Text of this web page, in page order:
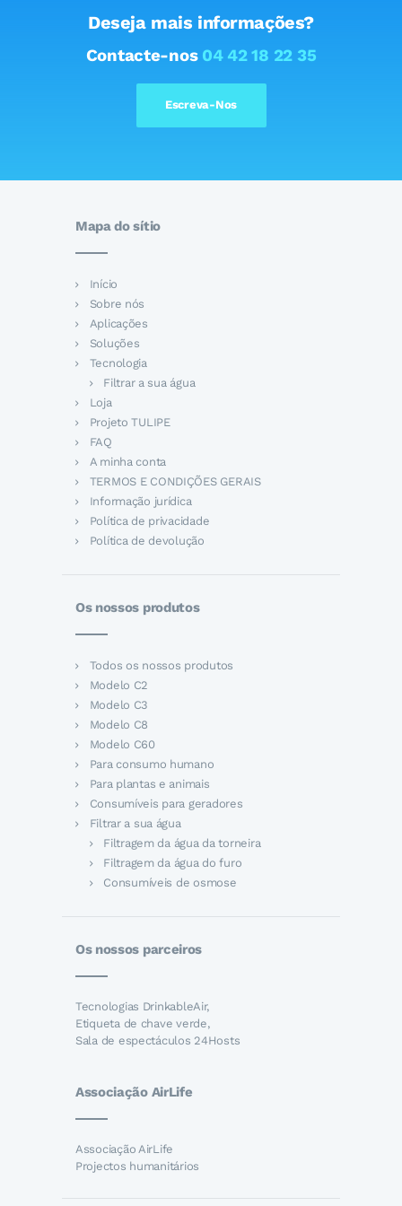
Deseja mais informações?
Contacte-nos 04 42 18 22 35
Escreva-Nos
Mapa do sítio
Início
Sobre nós
Aplicações
Soluções
Tecnologia
Filtrar a sua água
Loja
Projeto TULIPE
FAQ
A minha conta
TERMOS E CONDIÇÕES GERAIS
Informação jurídica
Política de privacidade
Política de devolução
Os nossos produtos
Todos os nossos produtos
Modelo C2
Modelo C3
Modelo C8
Modelo C60
Para consumo humano
Para plantas e animais
Consumíveis para geradores
Filtrar a sua água
Filtragem da água da torneira
Filtragem da água do furo
Consumíveis de osmose
Os nossos parceiros
Tecnologias DrinkableAir,
Etiqueta de chave verde,
Sala de espectáculos 24Hosts
Associação AirLife
Associação AirLife
Projectos humanitários